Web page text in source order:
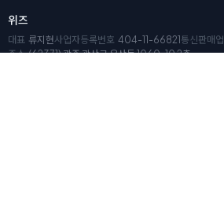
위즈
대표 류지현사업자등록번호 404-11-66821 통신판매업
주소(62371) 광주 광산구 우산동 1060-10 2층